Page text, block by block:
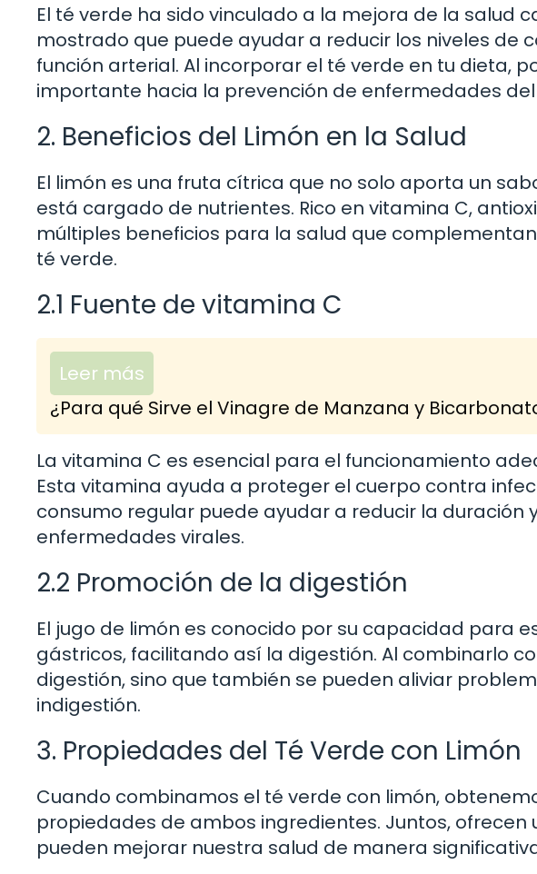
El té verde ha sido vinculado a la mejora de la salud
mostrado que puede ayudar a reducir los niveles de
función arterial. Al incorporar el té verde en tu dieta,
importante hacia la prevención de enfermedades del
2. Beneficios del Limón en la Salud
El limón es una fruta cítrica que no solo aporta un
está cargado de nutrientes. Rico en vitamina C,
múltiples beneficios para la salud que
té verde.
2.1 Fuente de vitamina C
Leer más
¿Para qué Sirve el Vinagre de Manzana y
La vitamina C es esencial para el funcionamiento
Esta vitamina ayuda a proteger el cuerpo contra
consumo regular puede ayudar a reducir la duración
enfermedades virales.
2.2 Promoción de la digestión
El jugo de limón es conocido por su capacidad para
gástricos, facilitando así la digestión. Al combinarlo
digestión, sino que también se pueden aliviar
indigestión.
3. Propiedades del Té Verde con Limón
Cuando combinamos el té verde con limón,
propiedades de ambos ingredientes. Juntos,
pueden mejorar nuestra salud de manera